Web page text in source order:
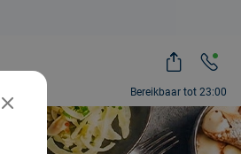
Bereikbaar tot 23:00